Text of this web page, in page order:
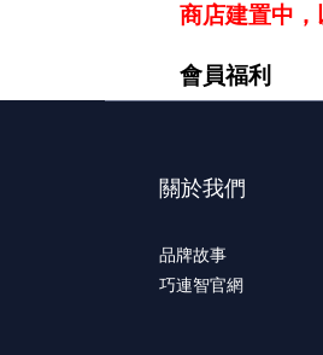
商店建置中，
會員福利
關於我們
品牌故事
巧連智官網